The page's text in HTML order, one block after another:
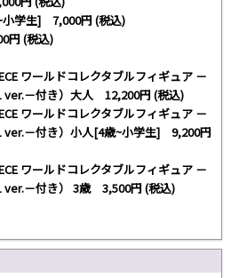
小学生] 7,000円 (税込)​
円 (税込)​
ワールドコレクタブルフィギュア －
ver.－付き）大人 12,200円 (税込)​
ワールドコレクタブルフィギュア －
ver.－付き）小人[4歳~小学生] 9,200円
ワールドコレクタブルフィギュア －
ver.－付き） 3歳 3,500円 (税込)​